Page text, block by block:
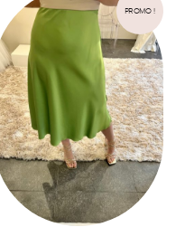
PROMO !